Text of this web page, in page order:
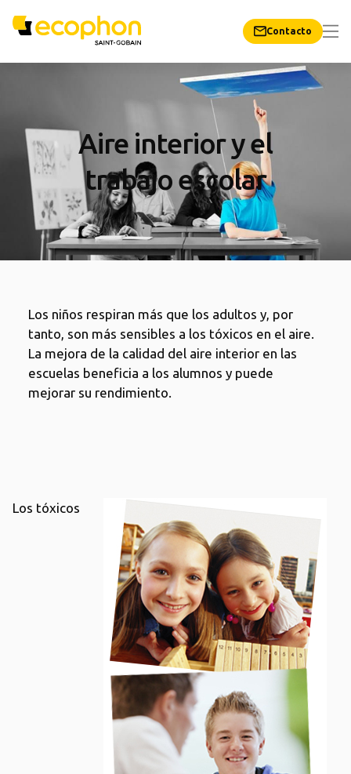
Contacto
Aire interior y el
trabajo escolar
Los niños respiran más que los adultos y, por
tanto, son más sensibles a los tóxicos en el aire.
La mejora de la calidad del aire interior en las
escuelas beneficia a los alumnos y puede
mejorar su rendimiento.
Los tóxicos